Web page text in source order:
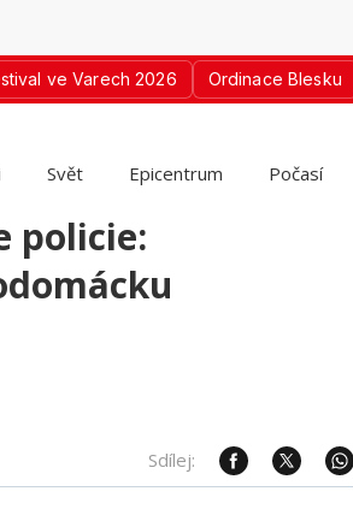
ve Varech 2026 Ordinace Blesku
Svět Epicentrum Počasí
policie:
Sdílej: